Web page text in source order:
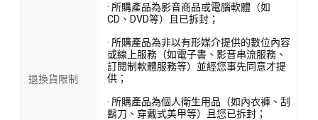
退換貨限制
· 所購產品為影音商品或電腦軟體（如
CD、DVD等）且已拆封；
· 所購產品為非以有形媒介提供的數位內容
或線上服務（如電子書、影音串流服務、
訂閱制軟體服務等）並經您事先同意才提
供；
· 所購產品為個人衛生用品（如內衣褲、刮
鬍刀、穿戴式美甲等）且您已拆封；